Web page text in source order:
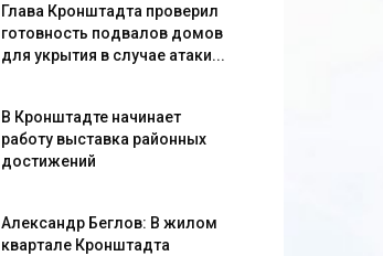
Глава Кронштадта проверил
готовность подвалов домов
для укрытия в случае атаки...
В Кронштадте начинает
работу выставка районных
достижений
Александр Беглов: В жилом
квартале Кронштадта